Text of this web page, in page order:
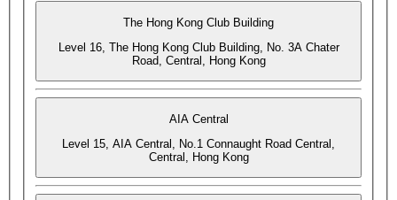
The Hong Kong Club Building
Level 16, The Hong Kong Club Building, No. 3A Chater
Road, Central, Hong Kong
AIA Central
Level 15, AIA Central, No.1 Connaught Road Central,
Central, Hong Kong